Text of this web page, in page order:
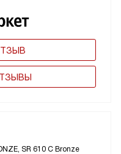
SR 610 C Bronze